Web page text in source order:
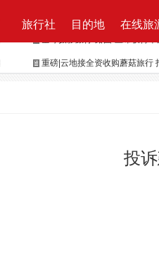
旅行社 目的地 在线旅
重磅|云地接全资收购蘑菇旅行
旅行社大佬对“营改增”说了些什
投